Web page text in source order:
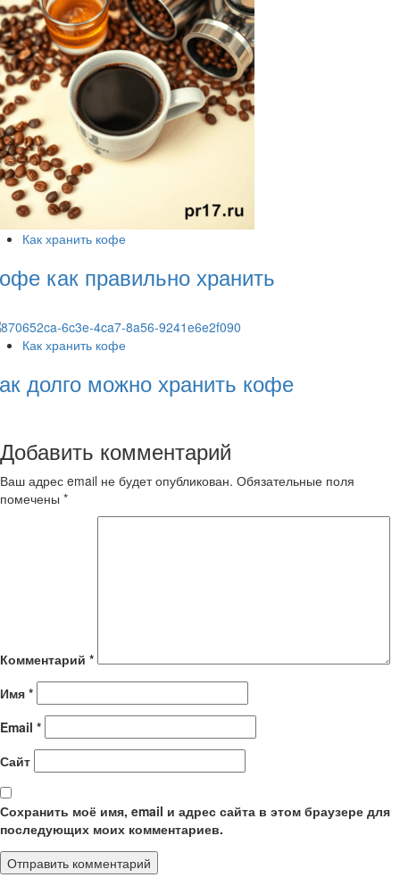
Как хранить кофе
как правильно хранить
Как хранить кофе
долго можно хранить кофе
Добавить комментарий
Ваш адрес email не будет опубликован. Обязательные поля
помечены *
Комментарий *
Имя *
Email *
Сайт
Сохранить моё имя, email и адрес сайта в этом браузере для
последующих моих комментариев.